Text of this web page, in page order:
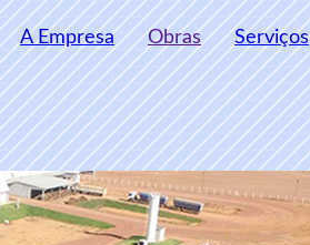
A Empresa Obras Serviços